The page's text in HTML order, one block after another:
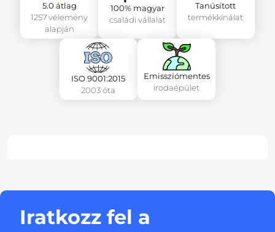
5.0 átlag
1257 vélemény
alapján
100% magyar
családi vállalat
Tanúsított
termékkínálat
ISO 9001:2015
2003 óta
Emissziómentes
irodaépület
Iratkozz fel a